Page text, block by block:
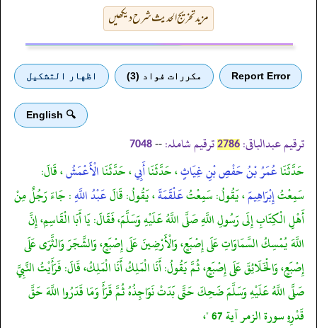
مزید تخریج الحدیث شرح دیکھیں
Report Error مكررات فواد (3) اظهار التشكيل
🔍 English
ترقیم عبدالباقی: 2786 ترقیم شاملہ: --
7048
حَدَّثَنَاعُمَرُ بْنُ حَفْصِ بْنِ غِيَاثٍ، حَدَّثَنَاأَبِي، حَدَّثَنَاالْأَعْمَشُ، قَالَ:
سَمِعْتُإِبْرَاهِيمَ، يَقُولُ: سَمِعْتُعَلْقَمَةَ، يَقُولُ: قَالَعَبْدُ اللَّهِ: جَاءَ رَجُلٌ مِنْ
أَهْلِ الْكِتَابِ إِلَى رَسُولِ اللَّهِ صَلَّى اللَّهُ عَلَيْهِ وَسَلَّمَ، فَقَالَ: يَا أَبَا الْقَاسِمِ، إِنَّ
اللَّهَ يُمْسِكُ السَّمَاوَاتِ عَلَى إِصْبَعٍ، وَالْأَرْضِينَ عَلَى إِصْبَعٍ، وَالشَّجَرَ وَالثَّرَى عَلَى
إِصْبَعٍ، وَالْخَلَائِقَ عَلَى إِصْبَعٍ، ثُمَّ يَقُولُ: أَنَا الْمَلِكُ أَنَا الْمَلِكُ، قَالَ: فَرَأَيْتُ النَّبِيَّ
صَلَّى اللَّهُ عَلَيْهِ وَسَلَّمَ ضَحِكَ حَتَّى بَدَتْ نَوَاجِذُهُ ثُمَّ قَرَأَ وَمَا قَدَرُوا اللَّهَ حَقَّ
قَدْرِهِ سورة الزمر آية 67 "،